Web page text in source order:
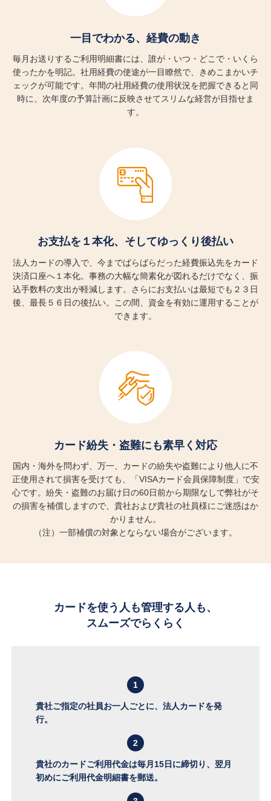
15日締め翌月10日お支払い
一目でわかる、経費の動き
毎月お送りするご利用明細書には、誰が・いつ・どこで・いくら
使ったかを明記。社用経費の使途が一目瞭然で、きめこまかいチ
ェックが可能です。年間の社用経費の使用状況を把握できると同
時に、次年度の予算計画に反映させてスリムな経営が目指せま
す。
お支払を１本化、 そしてゆっくり後払い
法人カードの導入で、今までばらばらだった経費振込先をカード
決済口座へ１本化。事務の大幅な簡素化が図れるだけでなく、振
込手数料の支出が軽減します。さらにお支払いは最短でも２３日
後、最長５６日の後払い。この間、資金を有効に運用することが
できます。
カード紛失・盗難にも素早く対応
国内・海外を問わず、万一、カードの紛失や盗難により他人に不
正使用されて損害を受けても、「VISAカード会員保障制度」で安
心です。紛失・盗難のお届け日の60日前から期限なしで弊社がそ
の損害を補償しますので、貴社および貴社の社員様にご迷惑はか
かりません。
（注）一部補償の対象とならない場合がございます。
カードを使う人も管理する人も、
スムーズでらくらく
1
貴社ご指定の社員お一人ごとに、法人カードを発
行。
2
貴社のカードご利用代金は毎月15日に締切り、翌月
初めにご利用代金明細書を郵送。